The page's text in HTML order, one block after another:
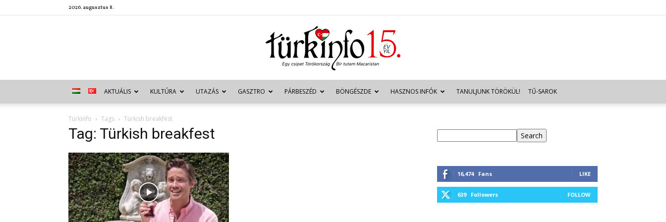
2026. augusztus 8.
Türkinfo
AKTUÁLIS KULTÚRA UTAZÁS GASZTRO PÁRBESZÉD BÖNGÉSZDE HASZNOS INFÓK TANULJUNK TÖRÖKÜL! TŰ-SAROK
Türkinfo Tags Türkish breakfest
Tag: Türkish breakfest Search
16,474 Fans LIKE
639 Followers FOLLOW